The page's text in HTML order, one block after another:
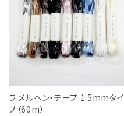
PURPOSE
用途から探す
WORKSHOP
NEWS
お知らせ
ラ メルヘン・テープ 1.5mmタイ
プ（60m）